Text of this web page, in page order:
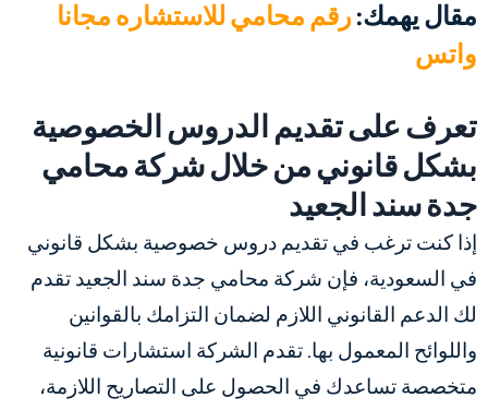
مقال يهمك:رقم محامي للاستشاره مجانا
واتس
تعرف على تقديم الدروس الخصوصية
بشكل قانوني من خلال شركة محامي
جدة سند الجعيد
إذا كنت ترغب في تقديم دروس خصوصية بشكل قانوني
في السعودية، فإن شركة محامي جدة سند الجعيد تقدم
لك الدعم القانوني اللازم لضمان التزامك بالقوانين
واللوائح المعمول بها. تقدم الشركة استشارات قانونية
متخصصة تساعدك في الحصول على التصاريح اللازمة،